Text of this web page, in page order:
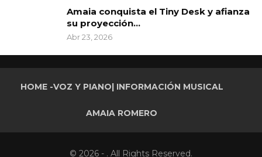
Amaia conquista el Tiny Desk y afianza
su proyección…
Abr 23, 2026
HOME -VOZ Y PIANO| INFORMACIÓN MUSICAL
AMAIA ROMERO
© 2026 - . All Rights Reserved.